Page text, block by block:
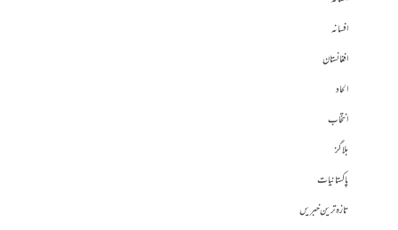
افسانہ
افغانستان
الحاد
انتخاب
بلاگز
پاکستانیات
تازہ ترین خبریں